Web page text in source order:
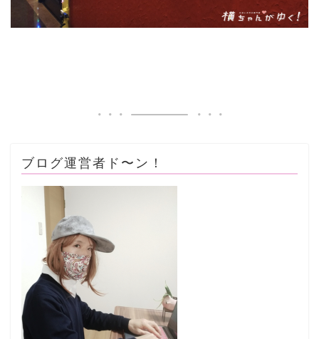
ブログ運営者ド〜ン！